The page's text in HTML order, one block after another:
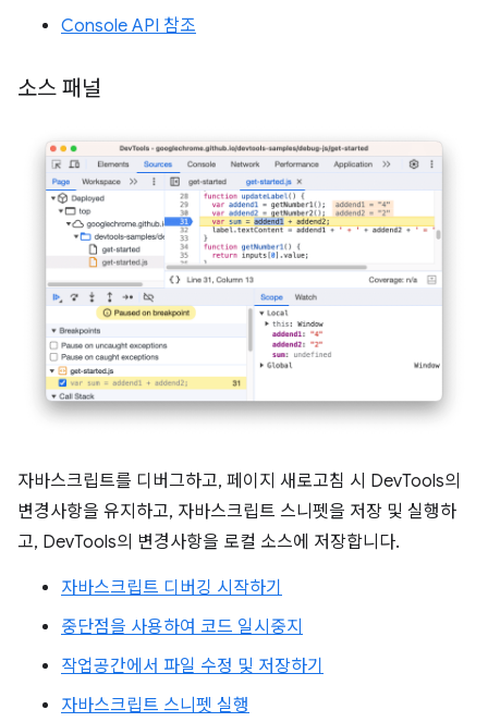
Console API 참조
소스 패널
자바스크립트를 디버그하고, 페이지 새로고침 시 DevTools의
변경사항을 유지하고, 자바스크립트 스니펫을 저장 및 실행하
고, DevTools의 변경사항을 로컬 소스에 저장합니다.
자바스크립트 디버깅 시작하기
중단점을 사용하여 코드 일시중지
작업공간에서 파일 수정 및 저장하기
자바스크립트 스니펫 실행